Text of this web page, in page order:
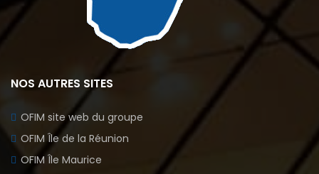
NOS AUTRES SITES
OFIM site web du groupe
OFIM Île de la Réunion
OFIM Île Maurice